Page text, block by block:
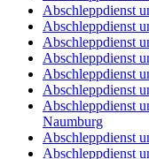
Abschleppdienst
Abschleppdienst
Abschleppdienst
Abschleppdienst
Abschleppdienst
Abschleppdienst
Abschleppdienst
Naumburg
Abschleppdienst
Abschleppdienst